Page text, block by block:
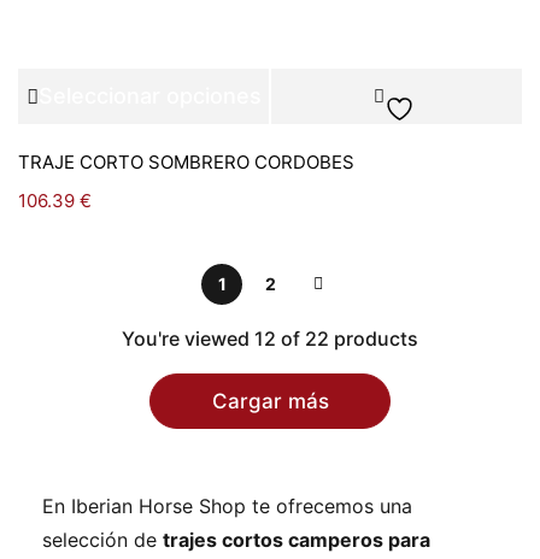
TRAJE CORTO SOMBRERO CORDOBES
106.39 €
1 2
You're viewed 12 of 22 products
Cargar más
En Iberian Horse Shop te ofrecemos una
selección de trajes cortos camperos para